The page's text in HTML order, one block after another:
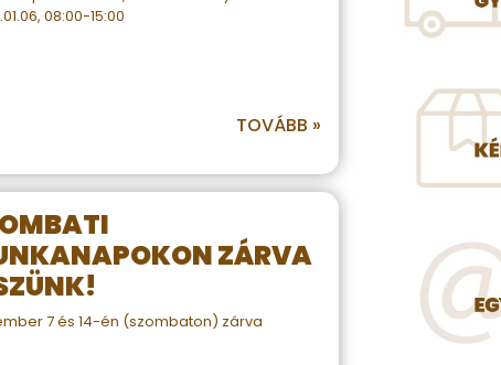
08:00-15:00
TOVÁBB »
ZÁRVA
7 és 14-én (szombaton) zárva